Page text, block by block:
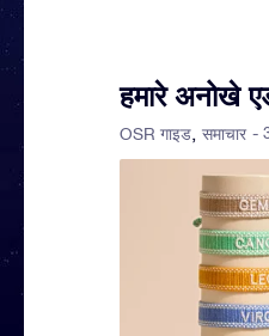
हमारे अनोखे
OSR गाइड समाचार -